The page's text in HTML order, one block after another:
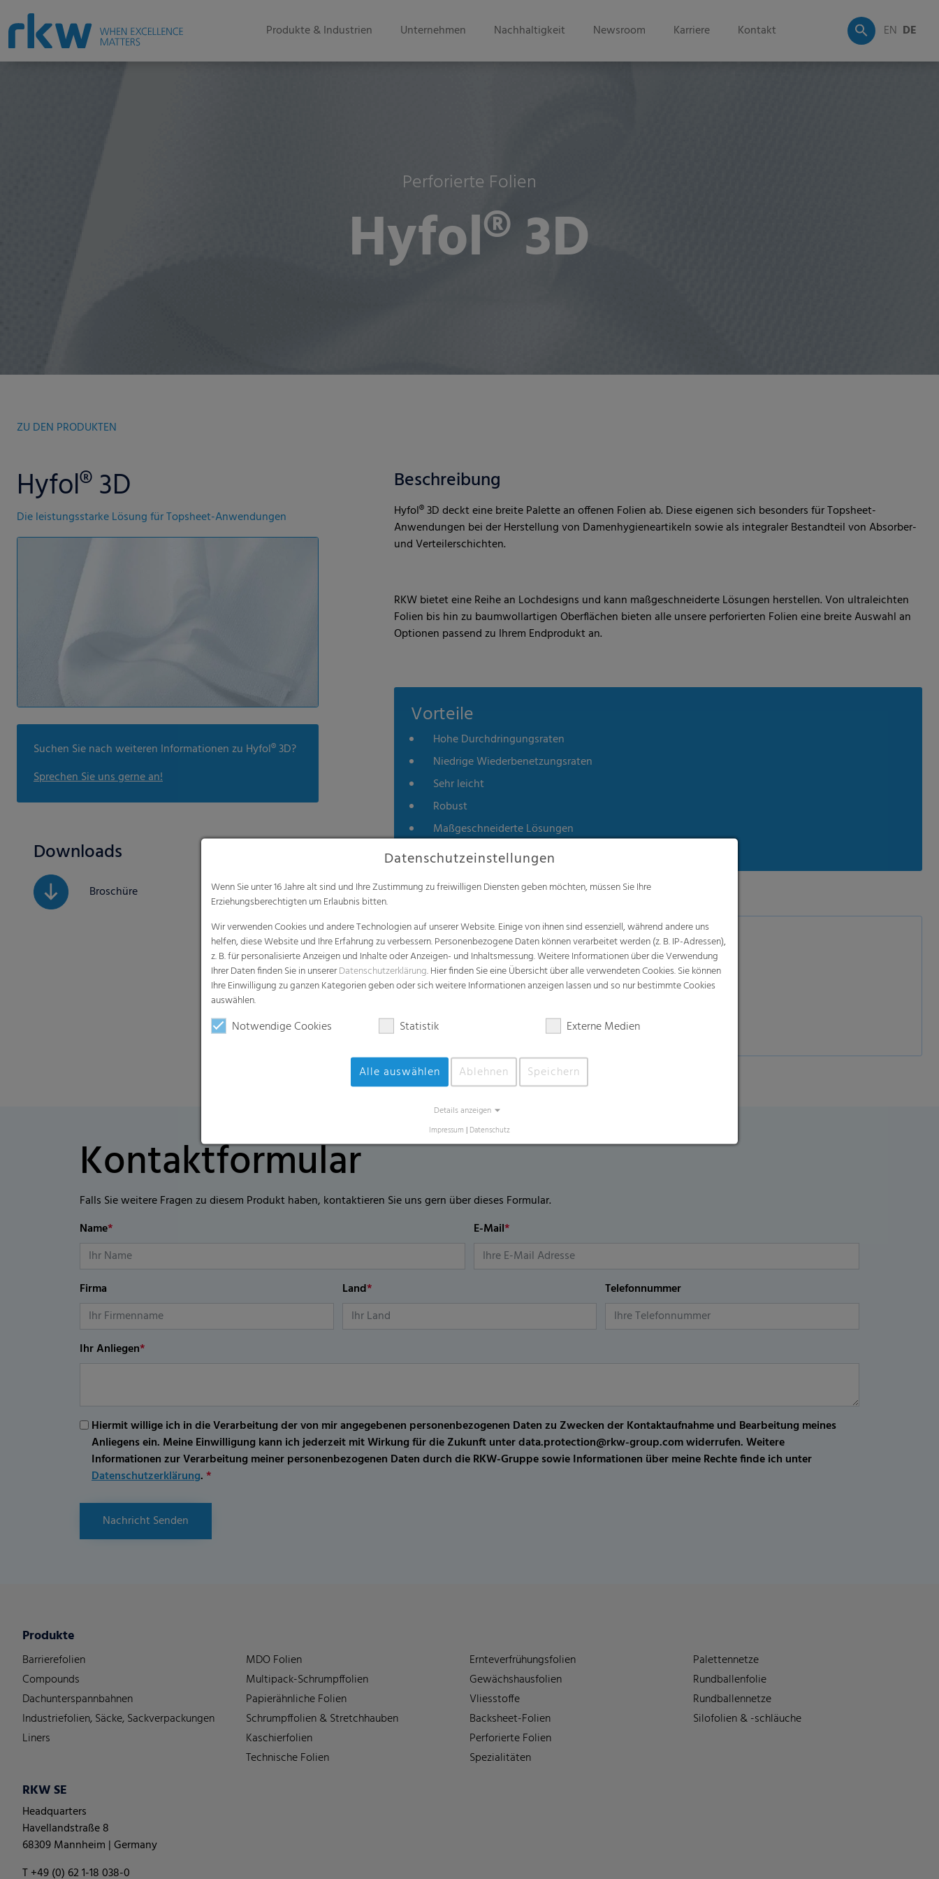
Produkte & Industrien Unternehmen Nachhaltigkeit Newsroom Karriere Kontakt EN DE
Perforierte Folien
Hyfol® 3D
ZU DEN PRODUKTEN
Hyfol® 3D
Die leistungsstarke Lösung für Topsheet-Anwendungen
Suchen Sie nach weiteren Informationen zu Hyfol® 3D?
Sprechen Sie uns gerne an!
Downloads
Broschüre
Beschreibung
Hyfol® 3D deckt eine breite Palette an offenen Folien ab. Diese eigenen sich besonders für Topsheet-
Anwendungen bei der Herstellung von Damenhygieneartikeln sowie als integraler Bestandteil von Absorber-
und Verteilerschichten.
RKW bietet eine Reihe an Lochdesigns und kann maßgeschneiderte Lösungen herstellen. Von ultraleichten
Folien bis hin zu baumwollartigen Oberflächen bieten alle unsere perforierten Folien eine breite Auswahl an
Optionen passend zu Ihrem Endprodukt an.
Vorteile
Hohe Durchdringungsraten
Niedrige Wiederbenetzungsraten
Sehr leicht
Robust
Maßgeschneiderte Lösungen
Anwendungen
Topsheet für Monatsbinden
Topsheet für Slipeinlagen
Kontaktformular
Falls Sie weitere Fragen zu diesem Produkt haben, kontaktieren Sie uns gern über dieses Formular.
Name* E-Mail*
Firma Land* Telefonnummer
Ihr Anliegen*
Hiermit willige ich in die Verarbeitung der von mir angegebenen personenbezogenen Daten zu Zwecken der Kontaktaufnahme und Bearbeitung meines
Anliegens ein. Meine Einwilligung kann ich jederzeit mit Wirkung für die Zukunft unter data.protection@rkw-group.com widerrufen. Weitere
Informationen zur Verarbeitung meiner personenbezogenen Daten durch die RKW-Gruppe sowie Informationen über meine Rechte finde ich unter
Datenschutzerklärung.*
Nachricht Senden
Datenschutzeinstellungen
Wenn Sie unter 16 Jahre alt sind und Ihre Zustimmung zu freiwilligen Diensten geben möchten, müssen Sie Ihre
Erziehungsberechtigten um Erlaubnis bitten.
Wir verwenden Cookies und andere Technologien auf unserer Website. Einige von ihnen sind essenziell, während andere uns
helfen, diese Website und Ihre Erfahrung zu verbessern. Personenbezogene Daten können verarbeitet werden (z. B. IP-Adressen),
z. B. für personalisierte Anzeigen und Inhalte oder Anzeigen- und Inhaltsmessung. Weitere Informationen über die Verwendung
Ihrer Daten finden Sie in unsererDatenschutzerklärung. Hier finden Sie eine Übersicht über alle verwendeten Cookies. Sie können
Ihre Einwilligung zu ganzen Kategorien geben oder sich weitere Informationen anzeigen lassen und so nur bestimmte Cookies
auswählen.
Notwendige Cookies Statistik Externe Medien
Alle auswählen Ablehnen Speichern
Details anzeigen
Impressum | Datenschutz
Produkte
Barrierefolien
Compounds
Dachunterspannbahnen
Industriefolien, Säcke, Sackverpackungen
Liners
MDO Folien
Multipack-Schrumpffolien
Papierähnliche Folien
Schrumpffolien & Stretchhauben
Kaschierfolien
Technische Folien
Ernteverfrühungsfolien
Gewächshausfolien
Vliesstoffe
Backsheet-Folien
Perforierte Folien
Spezialitäten
Palettennetze
Rundballenfolie
Rundballennetze
Silofolien & -schläuche
RKW SE
Headquarters
Havellandstraße 8
68309 Mannheim | Germany
T +49 (0) 62 1-18 038-0